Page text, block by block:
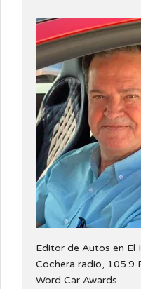
Editor de Autos en El
Cochera radio, 105.9
Word Car Awards